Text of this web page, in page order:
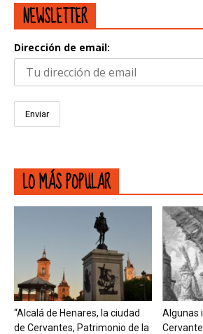
NEWSLETTER
Dirección de email:
LO MÁS POPULAR
“Alcalá de Henares, la ciudad
de Cervantes, Patrimonio de la
Algunas